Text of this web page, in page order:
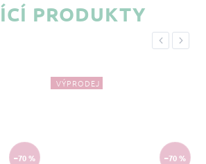
PRODUKTY
Previous
–70 %
VÝPRODEJ
–70 %
Next